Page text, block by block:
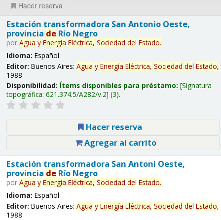
Hacer reserva
Estación transformadora San Antonio Oeste,
provincia deRío Negro
por Agua y Energía Eléctrica, Sociedad del Estado.
Idioma: Español
Editor: Buenos Aires: Agua y Energía Eléctrica, Sociedad del Estado,
1988
Disponibilidad: Ítems disponibles para préstamo: Signatura
topográfica: 621.374.5/A282/v.2 (3).
Hacer reserva
Agregar al carrito
Estación transformadora San Antoni Oeste,
provincia deRío Negro
por Agua y Energía Eléctrica, Sociedad del Estado.
Idioma: Español
Editor: Buenos Aires: Agua y Energía Eléctrica, Sociedad del Estado,
1988